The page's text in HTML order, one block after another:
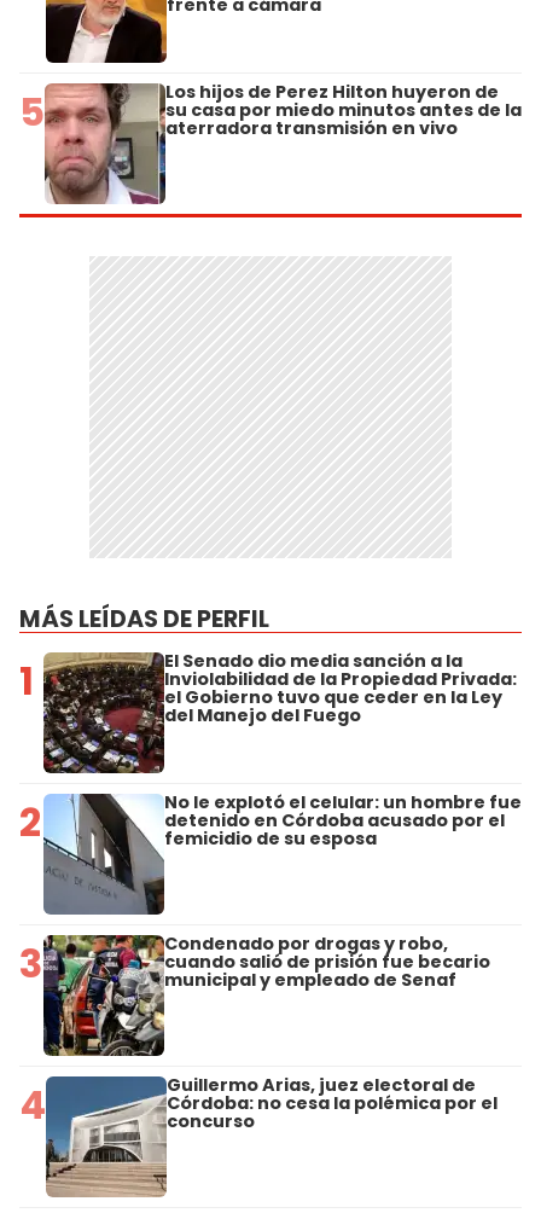
frente a cámara
5 Los hijos de Perez Hilton huyeron de
su casa por miedo minutos antes de la
aterradora transmisión en vivo
MÁS LEÍDAS DE PERFIL
1 El Senado dio media sanción a la
Inviolabilidad de la Propiedad Privada:
el Gobierno tuvo que ceder en la Ley
del Manejo del Fuego
2 No le explotó el celular: un hombre fue
detenido en Córdoba acusado por el
femicidio de su esposa
3 Condenado por drogas y robo,
cuando salió de prisión fue becario
municipal y empleado de Senaf
4 Guillermo Arias, juez electoral de
Córdoba: no cesa la polémica por el
concurso